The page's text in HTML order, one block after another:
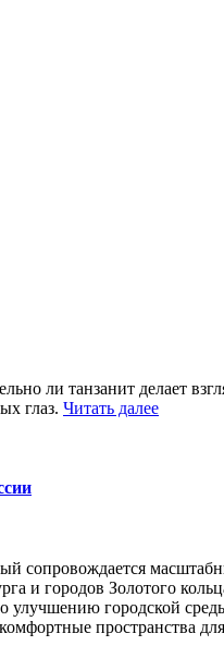
ли танзанит делает
глаз. Читать далее
сопровождается
и городов Золотого
городской
пространства